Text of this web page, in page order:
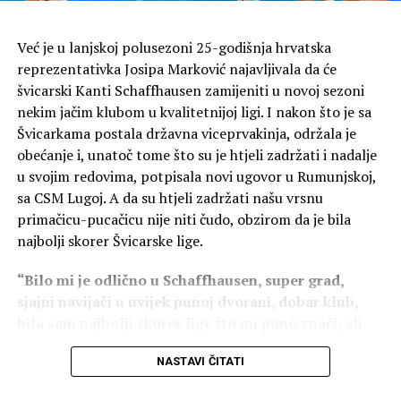
Grubić Pavers ukupnim vremenom43:38, druga je bila
juniorkaGabriela Benjak(44:49) iz AK Varaždin, dok je
treće mjesto osvojilaVanja Petrović(49:53) iz AK
Alojzije Stepinac.
Cjelokupna manifestacija održana je pod
pokroviteljstvomGrada ZadraiSportske zajednice
Grada Zadra . Organizatori zahvaljuju svim
natjecateljima na sudjelovanju te brojnim volonterima
koji su svojim angažmanom pridonijeli uspješnoj
Atletska uzbuđenja u Zadarskoj županiji nastavljaju se
organizira6. izdanje utrke Oluja na Olibu, koja se
održava u čast ratnog zapovjednika 7. domobranske
Već je u lanjskoj polusezoni 25-godišnja hrvatska
reprezentativka Josipa Marković najavljivala da će
švicarski Kanti Schaffhausen zamijeniti u novoj sezoni
nekim jačim klubom u kvalitetnijoj ligi. I nakon što je sa
Švicarkama postala državna viceprvakinja, održala je
obećanje i, unatoč tome što su je htjeli zadržati i nadalje
u svojim redovima, potpisala novi ugovor u Rumunjskoj,
sa CSM Lugoj. A da su htjeli zadržati našu vrsnu
primačicu-pucačicu nije niti čudo, obzirom da je bila
najbolji skorer Švicarske lige.
“Bilo mi je odlično u Schaffhausen, super grad,
sjajni navijači u uvijek punoj dvorani, dobar klub,
htjela sam novi iskorak u karijeri, htjela sam nešto
više. Poziv iz Lugoja mi se svidio, radi se o klubu koji
NASTAVI ČITATI